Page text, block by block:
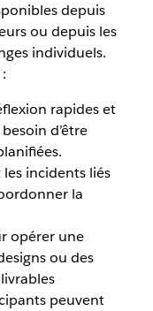
depuis
ou depuis les
individuels.
rapides et
d’être
incidents liés
la
opérer une
ou des
peuvent